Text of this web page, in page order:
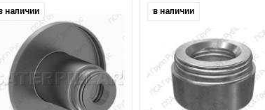
наличии в наличии